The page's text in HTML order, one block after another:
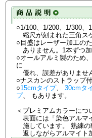
○1/100、1/200、1/300、
縮尺が刻まれた三角ス
○目盛はレーザー加工の
ありません。1本ずつ加
○オールアルミ製のため
に
優れ、誤差がありませ
○ナスカンのストラップ付
○15cmタイプ、30cmタ
プ、 もあります。
＜プレミアムカラーにつ
表面には「染色アルマ
施しています。 熟練の
返しながらアルマイト